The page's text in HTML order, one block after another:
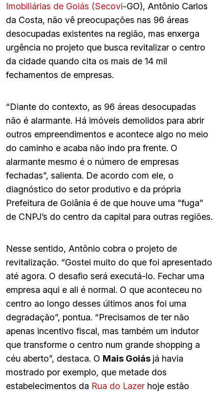
Imobiliárias de Goiás (Secovi-GO), Antônio Carlos
da Costa, não vê preocupações nas 96 áreas
desocupadas existentes na região, mas enxerga
urgência no projeto que busca revitalizar o centro
da cidade quando cita os mais de 14 mil
fechamentos de empresas.
“Diante do contexto, as 96 áreas desocupadas
não é alarmante. Há imóveis demolidos para abrir
outros empreendimentos e acontece algo no meio
do caminho e acaba não indo pra frente. O
alarmante mesmo é o número de empresas
fechadas”, salienta. De acordo com ele, o
diagnóstico do setor produtivo e da própria
Prefeitura de Goiânia é de que houve uma “fuga”
de CNPJ’s do centro da capital para outras regiões.
Nesse sentido, Antônio cobra o projeto de
revitalização. “Gostei muito do que foi apresentado
até agora. O desafio será executá-lo. Fechar uma
empresa aqui e ali é normal. O que aconteceu no
centro ao longo desses últimos anos foi uma
degradação”, pontua. “Precisamos de ter não
apenas incentivo fiscal, mas também um indutor
que transforme o centro num grande shopping a
céu aberto”, destaca. O Mais Goiás já havia
mostrado por exemplo, que metade dos
estabelecimentos da Rua do Lazer hoje estão